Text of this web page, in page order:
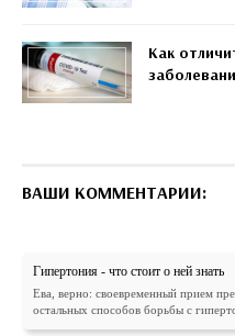
Как
ВАШИ КОММЕНТАРИИ:
Гипертония - что стоит о ней знать
Ева, верно: своевременный прием
остальных способов борьбы с